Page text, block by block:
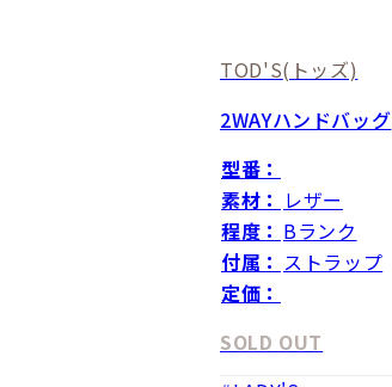
TOD'S(トッズ)
2WAYハンドバッグ
型番：
素材： レザー
程度： Bランク
付属： ストラップ
定価：
SOLD OUT